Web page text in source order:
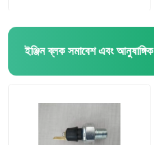
ইঞ্জিন ব্লক সমাবেশ এবং আনুষাঙ্গিক